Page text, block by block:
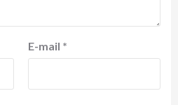
E-mail *